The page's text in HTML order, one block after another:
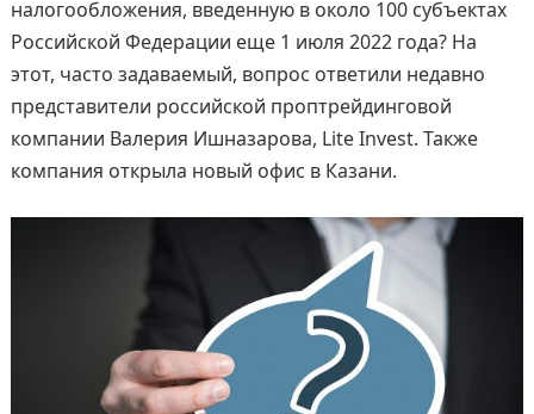
налогообложения, введенную в около 100 субъектах
Российской Федерации еще 1 июля 2022 года? На
этот, часто задаваемый, вопрос ответили недавно
представители российской проптрейдинговой
компании Валерия Ишназарова, Lite Invest. Также
компания открыла новый офис в Казани.